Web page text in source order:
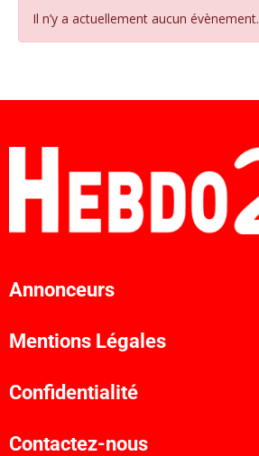
Il n’y a actuellement aucun évènement.
Annonceurs
Mentions Légales
Confidentialité
Contactez-nous